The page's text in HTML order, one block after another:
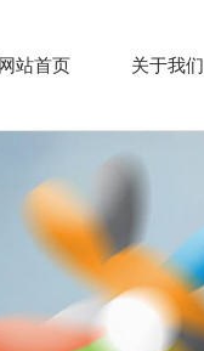
网站首页 关于我们